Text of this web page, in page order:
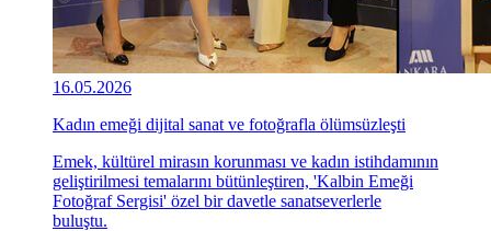
16.05.2026
Kadın emeği dijital sanat ve fotoğrafla ölümsüzleşti
Emek, kültürel mirasın korunması ve kadın istihdamının
geliştirilmesi temalarını bütünleştiren, 'Kalbin Emeği
Fotoğraf Sergisi' özel bir davetle sanatseverlerle
buluştu.